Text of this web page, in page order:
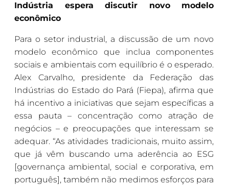
Indústria espera discutir novo modelo
econômico
Para o setor industrial, a discussão de um novo
modelo econômico que inclua componentes
sociais e ambientais com equilíbrio é o esperado.
Alex Carvalho, presidente da Federação das
Indústrias do Estado do Pará (Fiepa), afirma que
há incentivo a iniciativas que sejam específicas a
essa pauta – concentração como atração de
negócios – e preocupações que interessam se
adequar. “As atividades tradicionais, muito assim,
que já vêm buscando uma aderência ao ESG
[governança ambiental, social e corporativa, em
português], também não medimos esforços para